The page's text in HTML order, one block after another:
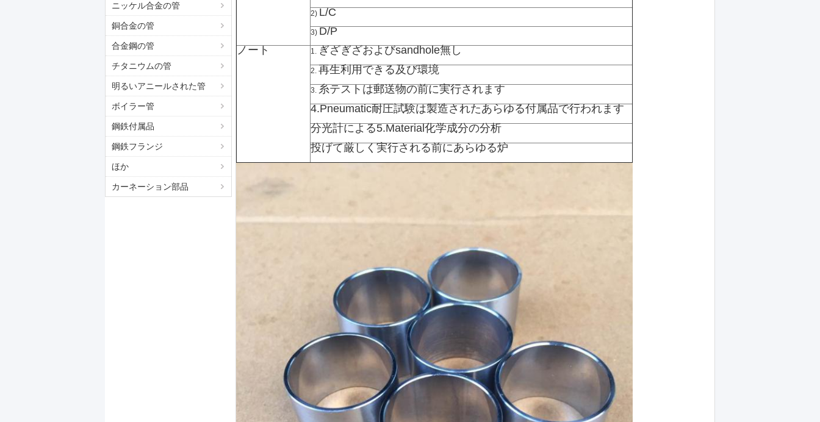
ニッケル合金の管
銅合金の管
合金鋼の管
チタニウムの管
明るいアニールされた管
ボイラー管
鋼鉄付属品
鋼鉄フランジ
ほか
カーネーション部品
2) L/C
3) D/P
ノート
1. ぎざぎざおよびsandhole無し
2. 再生利用できる及び環境
3. 糸テストは郵送物の前に実行されます
4.Pneumatic耐圧試験は製造されたあらゆる付属品で行われます
分光計による5.Material化学成分の分析
投げて厳しく実行される前にあらゆる炉